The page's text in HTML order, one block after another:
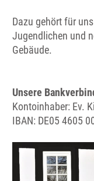
Dazu gehört für
Jugendlichen und
Gebäude.
Unsere
Kontoinhaber: Ev.
IBAN: DE05 4605